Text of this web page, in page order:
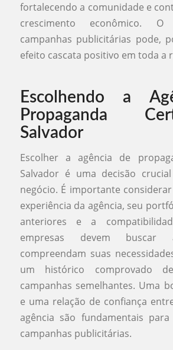
fortalecendo a comunidade e
crescimento econômico.
campanhas publicitárias pode,
efeito cascata positivo em toda a
Escolhendo a
Propaganda
Salvador
Escolher a agência de
Salvador é uma decisão
negócio. É importante
experiência da agência, seu
anteriores e a
empresas devem buscar
compreendam suas
um histórico comprovado
campanhas semelhantes. Uma
e uma relação de confiança
agência são fundamentais
campanhas publicitárias.